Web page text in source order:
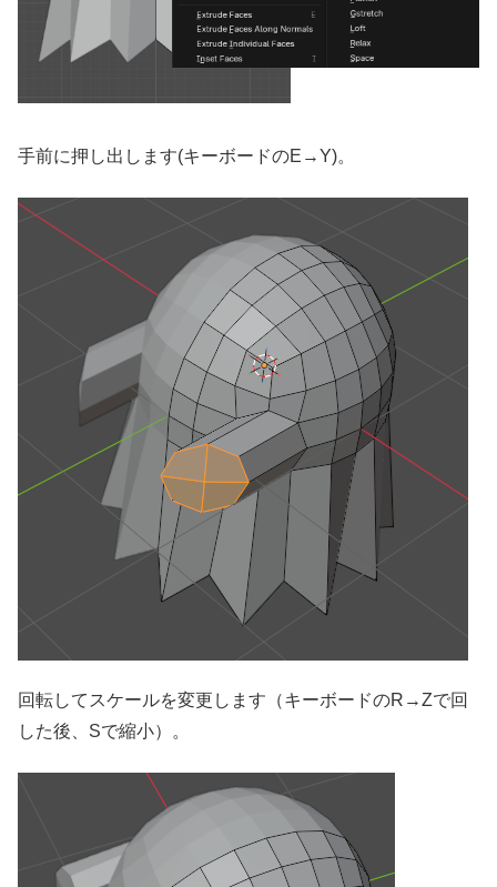
手前に押し出します(キーボードのE→Y)。
回転してスケールを変更します（キーボードのR→Zで回
した後、Sで縮小）。